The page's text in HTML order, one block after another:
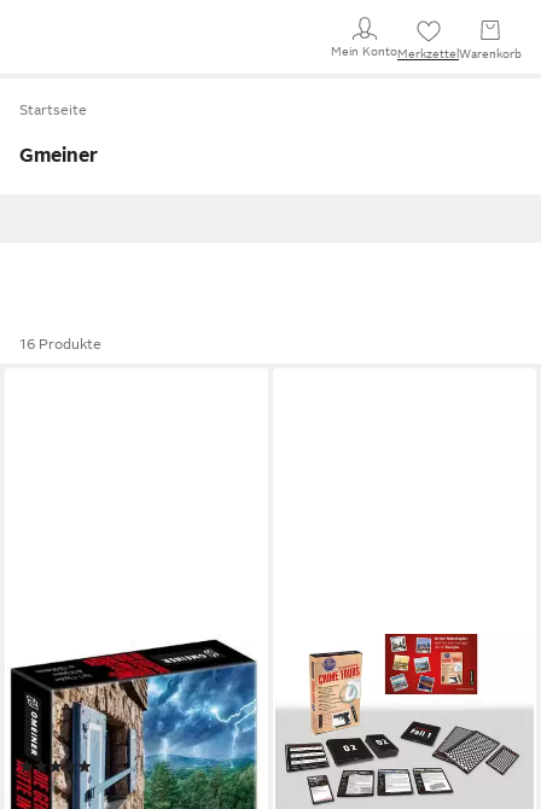
Mein KontoMerkzettel Warenkorb
Startseite
Gmeiner
16 Produkte
GMEINER
Spiel Die geheimnisvolle Hütte
in den Bergen, Krimispiel,
Made in Germany
(1)
ab 17,03 € UVP19,99 €
GMEINER
Spiel Crime Tours - Akte
Hexagon, Strategiespiel, Made
in Germany
ab 15,00 € UVP16,99 €
-12%